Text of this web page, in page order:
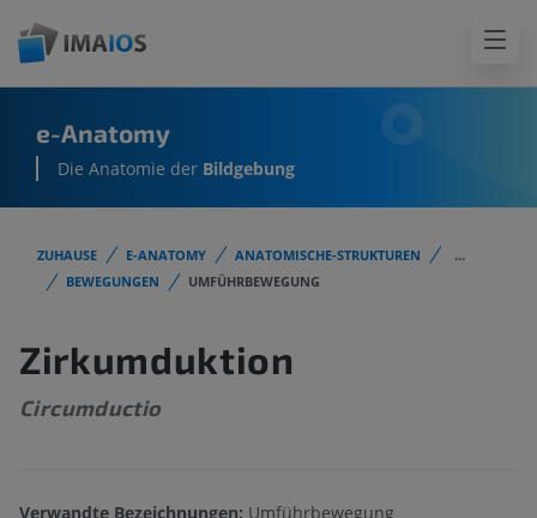
e-Anatomy
Die Anatomie der Bildgebung
ZUHAUSE E-ANATOMY ANATOMISCHE-STRUKTUREN
...
BEWEGUNGEN
UMFÜHRBEWEGUNG
Zirkumduktion
Circumductio
Verwandte Bezeichnungen: Umführbewegung